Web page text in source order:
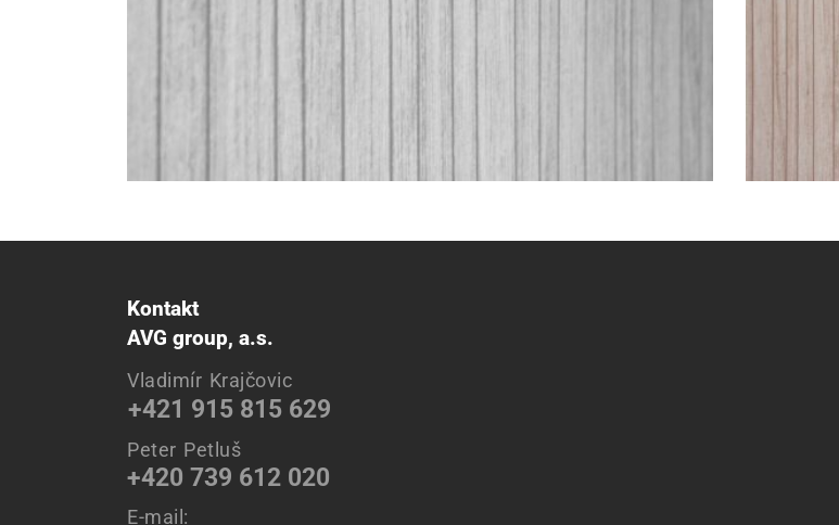
Kontakt
AVG group, a.s.
Vladimír Krajčovic
+421 915 815 629
Peter Petluš
+420 739 612 020
E-mail: